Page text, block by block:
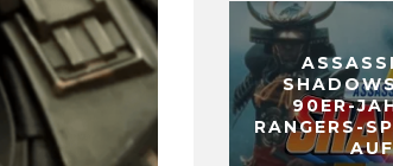
90ER-
RANGERS-